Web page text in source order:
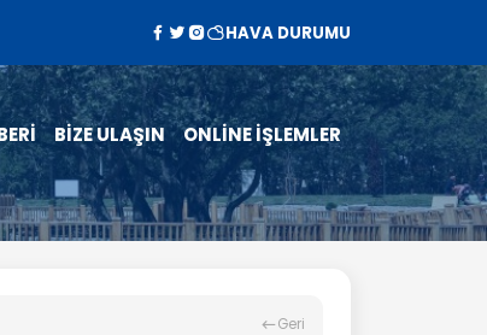
HAVA DURUMU
BİZE ULAŞIN ONLİNE İŞLEMLER
Geri